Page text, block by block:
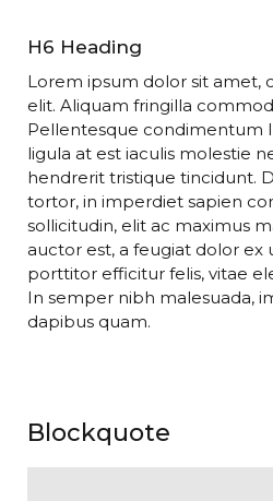
H6 Heading
Lorem ipsum dolor sit amet,
elit. Aliquam fringilla
Pellentesque condimentum
ligula at est iaculis molestie
hendrerit tristique tincidunt.
tortor, in imperdiet sapien
sollicitudin, elit ac maximus
auctor est, a feugiat dolor ex
porttitor efficitur felis, vitae
In semper nibh malesuada,
dapibus quam.
Blockquote